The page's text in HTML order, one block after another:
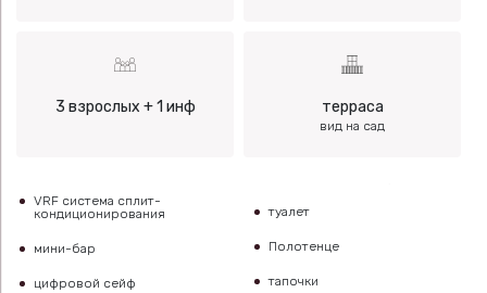
3 взрослых + 1 инф терраса
вид на сад
VRF система сплит-
кондиционирования
мини-бар
цифровой сейф
туалет
Полотенце
тапочки